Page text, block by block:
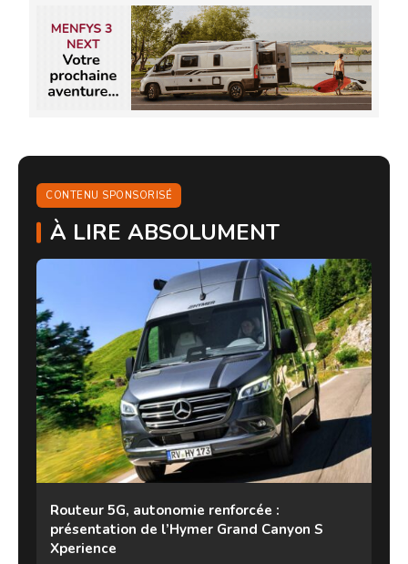
CONTENU SPONSORISÉ
À LIRE ABSOLUMENT
Routeur 5G, autonomie renforcée :
présentation de l’Hymer Grand Canyon S
Xperience